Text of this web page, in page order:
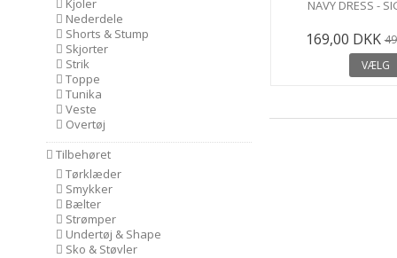
NAVY DRESS -
169,00 DKK
VÆLG
Kjoler
Nederdele
Shorts & Stump
Skjorter
Strik
Toppe
Tunika
Veste
Overtøj
Tilbehøret
Tørklæder
Smykker
Bælter
Strømper
Undertøj & Shape
Sko & Støvler